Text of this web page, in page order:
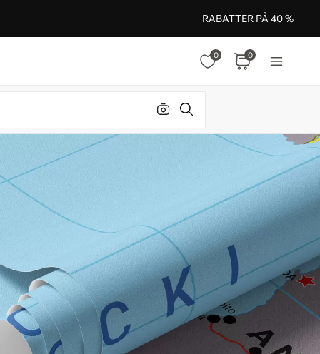
RABATTER PÅ 40 %
0 0